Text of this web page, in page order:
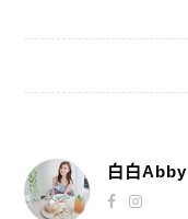
白白Abby